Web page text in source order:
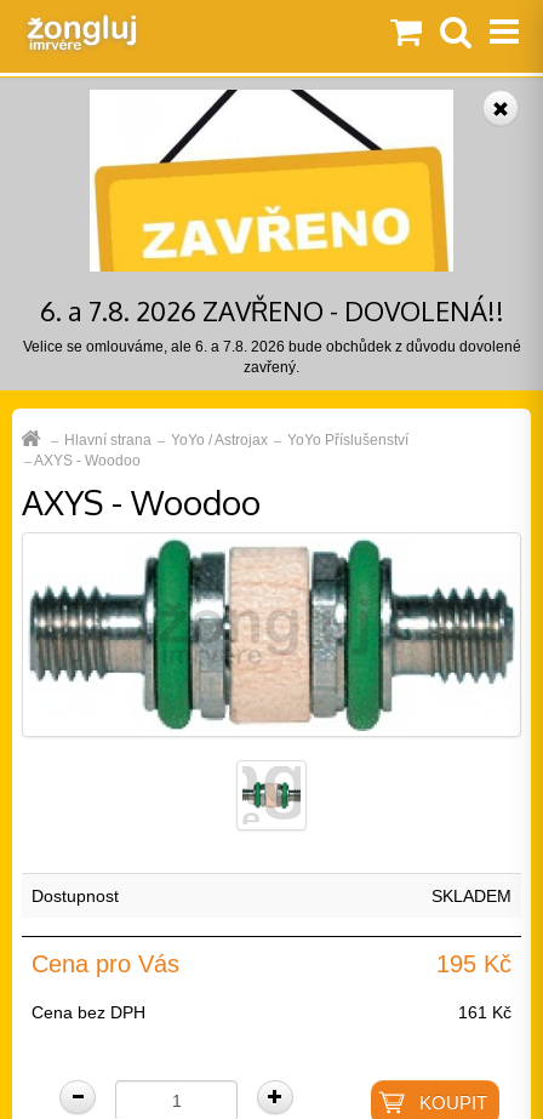
6. a 7.8. 2026 ZAVŘENO - DOVOLENÁ!!
Velice se omlouváme, ale 6. a 7.8. 2026 bude obchůdek z důvodu dovolené
zavřený.
Hlavní strana YoYo / Astrojax
YoYo Příslušenství
AXYS - Woodoo
AXYS - Woodoo
Dostupnost SKLADEM
Cena pro Vás 195 Kč
Cena bez DPH 161 Kč